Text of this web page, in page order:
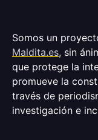
Somos un
Maldita.es, sin
que protege la
promueve la
través de
investigación e